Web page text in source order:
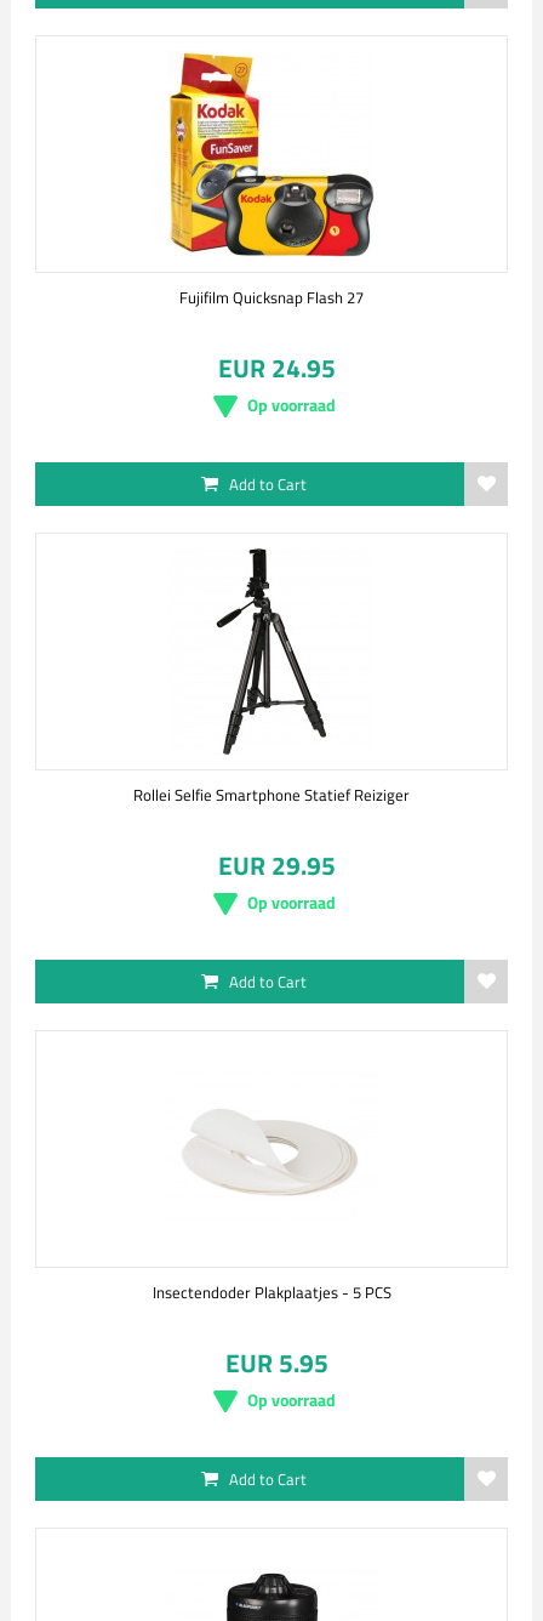
Fujifilm Quicksnap Flash 27
EUR 24.95
Op voorraad
Add to Cart
Rollei Selfie Smartphone Statief Reiziger
EUR 29.95
Op voorraad
Add to Cart
Insectendoder Plakplaatjes - 5 PCS
EUR 5.95
Op voorraad
Add to Cart